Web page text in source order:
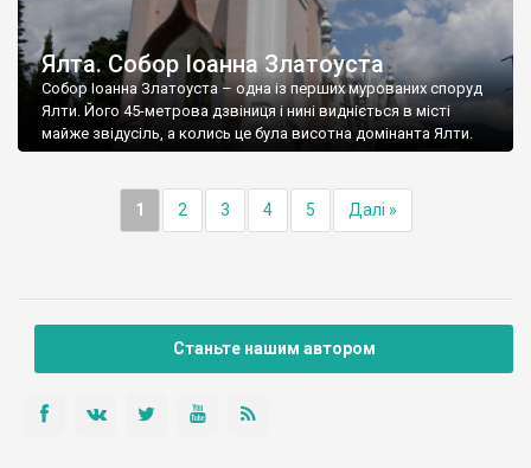
Ялта. Собор Іоанна Златоуста
Собор Іоанна Златоуста – одна із перших мурованих споруд
Ялти. Його 45-метрова дзвіниця і нині видніється в місті
майже звідусіль, а колись це була висотна домінанта Ялти.
1 2 3 4 5 Далі »
Станьте нашим автором